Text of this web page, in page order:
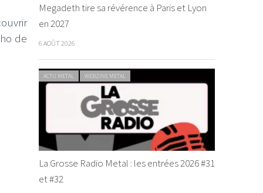
de
Megadeth tire sa révérence à Paris et Lyon
en 2027
6 AOÛT 2026
ACTU METAL WEBZINE METAL
La Grosse Radio Metal : les entrées 2026 #31
et #32